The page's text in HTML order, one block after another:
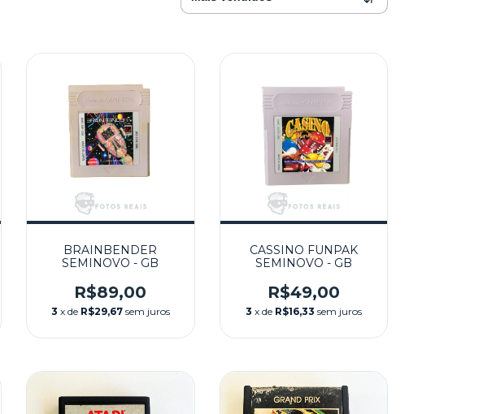
BRAINBENDER
SEMINOVO - GB
R$89,00
3 x de R$29,67 sem juros
CASSINO FUNPAK
SEMINOVO - GB
R$49,00
3 x de R$16,33 sem juros